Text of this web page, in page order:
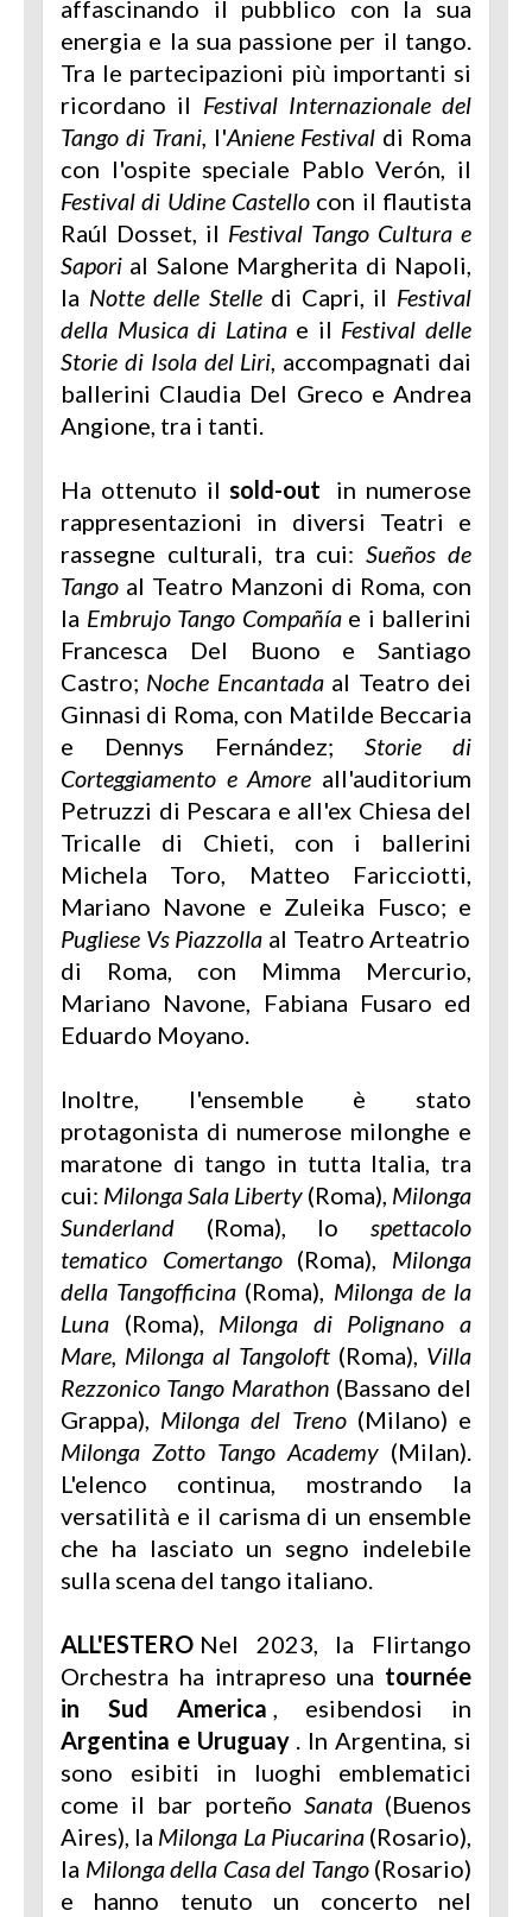
affascinando il pubblico con la sua
energia e la sua passione per il tango.
Tra le partecipazioni più importanti si
ricordano il Festival Internazionale del
Tango di Trani, l'Aniene Festival di Roma
con l'ospite speciale Pablo Verón, il
Festival di Udine Castello con il flautista
Raúl Dosset, il Festival Tango Cultura e
Sapori al Salone Margherita di Napoli,
la Notte delle Stelle di Capri, il Festival
della Musica di Latina e il Festival delle
Storie di Isola del Liri, accompagnati dai
ballerini Claudia Del Greco e Andrea
Angione, tra i tanti.
Ha ottenuto ilsold-out
in numerose
rappresentazioni in diversi Teatri e
rassegne culturali, tra cui:Sueños de
Tango al Teatro Manzoni di Roma, con
la Embrujo Tango Compañíae i ballerini
Francesca Del Buono e Santiago
Castro; Noche Encantadaal Teatro dei
Ginnasi di Roma, con Matilde Beccaria
e Dennys Fernández; Storie di
Corteggiamento e Amore all'auditorium
Petruzzi di Pescara e all'ex Chiesa del
Tricalle di Chieti, con i ballerini
Michela Toro, Matteo Faricciotti,
Mariano Navone e Zuleika Fusco; e
Pugliese Vs Piazzolla al Teatro Arteatrio
di Roma, con Mimma Mercurio,
Mariano Navone, Fabiana Fusaro ed
Eduardo Moyano.
Inoltre, l'ensemble è stato
protagonista di numerose milonghe e
maratone di tango in tutta Italia, tra
cui: Milonga Sala Liberty (Roma), Milonga
Sunderland (Roma), lospettacolo
tematico Comertango(Roma), Milonga
della Tangofficina (Roma), Milonga de la
Luna (Roma), Milonga di Polignano a
Mare, Milonga al Tangoloft (Roma), Villa
Rezzonico Tango Marathon (Bassano del
Grappa), Milonga del Treno (Milano) e
Milonga Zotto Tango Academy (Milan).
L'elenco continua, mostrando la
versatilità e il carisma di un ensemble
che ha lasciato un segno indelebile
sulla scena del tango italiano.
ALL'ESTERO Nel 2023, la Flirtango
Orchestra ha intrapreso una tournée
in Sud America , esibendosi in
Argentina e Uruguay . In Argentina, si
sono esibiti in luoghi emblematici
come il bar porteño Sanata (Buenos
Aires), la Milonga La Piucarina(Rosario),
la Milonga della Casa del Tango (Rosario)
e hanno tenuto un concerto nel